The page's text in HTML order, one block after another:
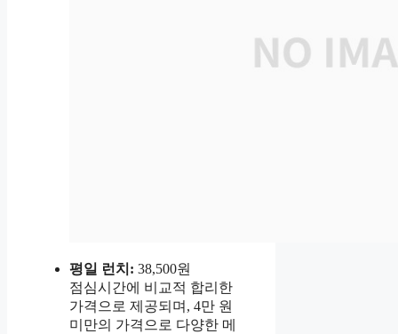
평일 런치: 38,500원
점심시간에 비교적 합리한
가격으로 제공되며, 4만 원
미만의 가격으로 다양한 메